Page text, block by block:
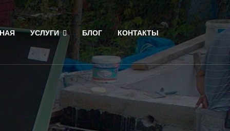
УСЛУГИ БЛОГ КОНТАКТЫ